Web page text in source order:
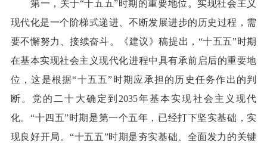
第一，关于“十五五”时期的重要地位。实现社会主义
现代化是一个阶梯式递进、不断发展进步的历史过程，需
要不懈努力、接续奋斗。《建议》稿提出，“十五五”时期
在基本实现社会主义现代化进程中具有承前启后的重要地
位，这是根据“十五五”时期应承担的历史任务作出的判
断。党的二十大确定到2035年基本实现社会主义现代
化。“十四五”时期是第一个五年，已经打下坚实基础，实
现良好开局。“十五五”时期是夯实基础、全面发力的关键